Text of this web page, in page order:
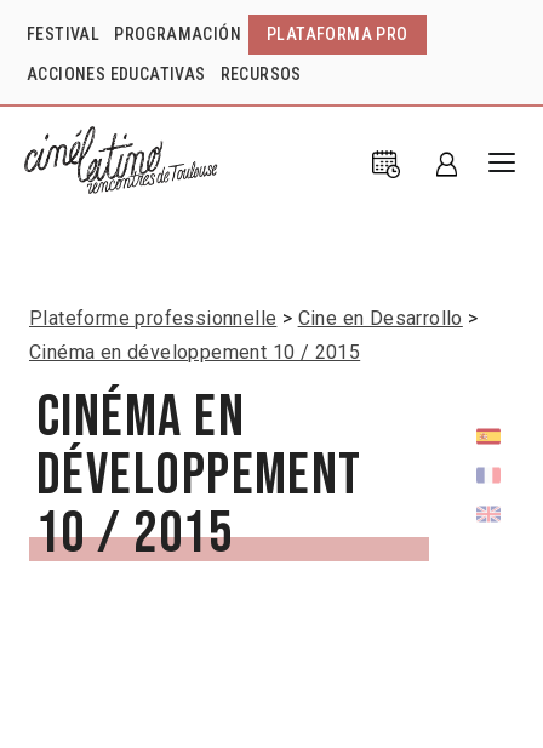
FESTIVAL PROGRAMACIÓN PLATAFORMA PRO
ACCIONES EDUCATIVAS RECURSOS
Plateforme professionnelle
Cine en Desarrollo
Cinéma en développement 10 / 2015
Cinéma en
développement
10 / 2015